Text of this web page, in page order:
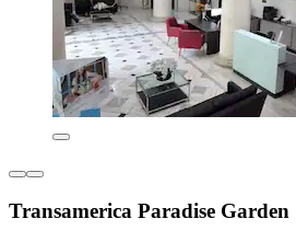
Transamerica Paradise Garden